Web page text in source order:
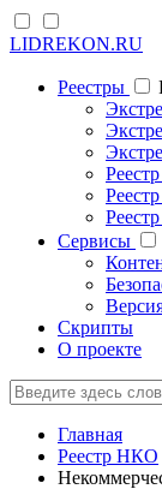
LIDREKON.RU
Реестры
Cервисы
Скрипты
О проекте
Главная
Реестр НКО